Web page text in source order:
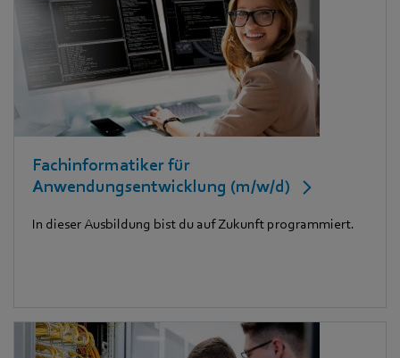
Fachinformatiker für
Anwendungsentwicklung (m/w/d)
In dieser Ausbildung bist du auf Zukunft programmiert.